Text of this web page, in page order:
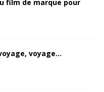
film de marque pour
voyage…